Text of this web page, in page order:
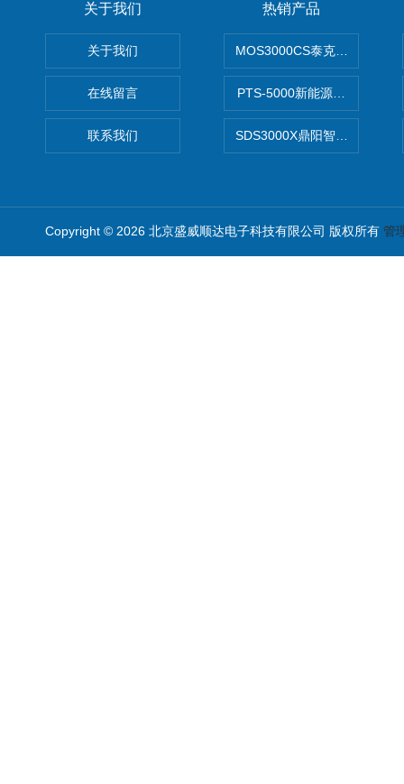
关于我们
关于我们
在线留言
联系我们
热销产品
MOS3000CS泰克2G高带宽
PTS-5000新能源开发设计及
SDS3000X鼎阳智能示波器
Copyright © 2026 北京盛威顺达电子科技有限公司 版权所有 管